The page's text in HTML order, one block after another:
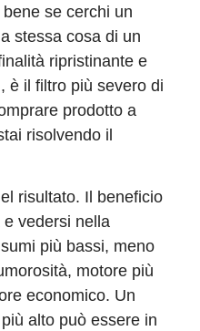
se cerchi un
stessa cosa di un
ripristinante e
è il filtro più severo di
prodotto a
risolvendo il
risultato. Il beneficio
vedersi nella
più bassi, meno
motore più
economico. Un
alto può essere in